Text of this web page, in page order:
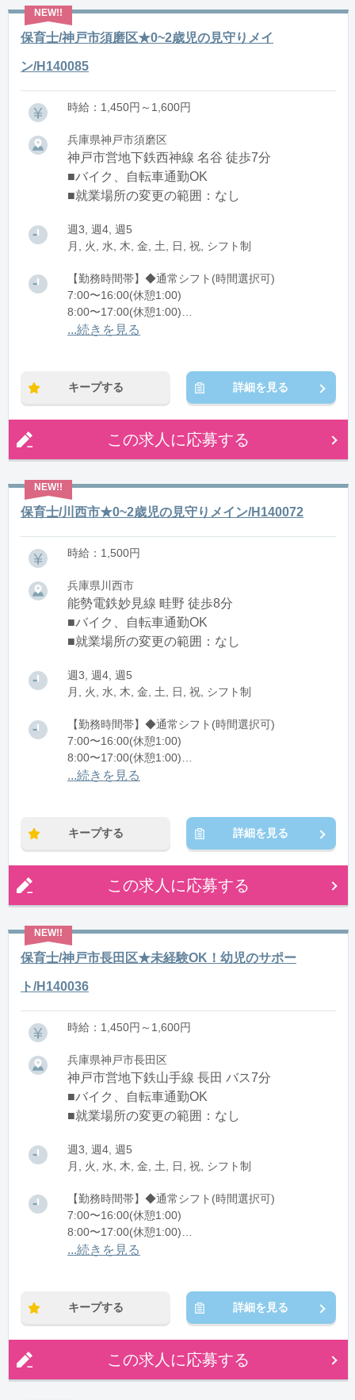
保育士/神戸市須磨区★0~2歳児の見守りメイ
ン/H140085
時給：1,450円～1,600円
兵庫県神戸市須磨区
神戸市営地下鉄西神線 名谷 徒歩7分
■バイク、自転車通勤OK
■就業場所の変更の範囲：なし
週3, 週4, 週5
月, 火, 水, 木, 金, 土, 日, 祝, シフト制
【勤務時間帯】◆通常シフト(時間選択可)
7:00〜16:00(休憩1:00)
8:00〜17:00(休憩1:00)
12:00〜21:00(休憩1:00)
...続きを見る
キープする 詳細を見る
この求人に応募する
保育士/川西市★0~2歳児の見守りメイン/H140072
時給：1,500円
兵庫県川西市
能勢電鉄妙見線 畦野 徒歩8分
■バイク、自転車通勤OK
■就業場所の変更の範囲：なし
週3, 週4, 週5
月, 火, 水, 木, 金, 土, 日, 祝, シフト制
【勤務時間帯】◆通常シフト(時間選択可)
7:00〜16:00(休憩1:00)
8:00〜17:00(休憩1:00)
12:00〜21:00(休憩1:00)
...続きを見る
キープする 詳細を見る
この求人に応募する
保育士/神戸市長田区★未経験OK！幼児のサポー
ト/H140036
時給：1,450円～1,600円
兵庫県神戸市長田区
神戸市営地下鉄山手線 長田 バス7分
■バイク、自転車通勤OK
■就業場所の変更の範囲：なし
週3, 週4, 週5
月, 火, 水, 木, 金, 土, 日, 祝, シフト制
【勤務時間帯】◆通常シフト(時間選択可)
7:00〜16:00(休憩1:00)
8:00〜17:00(休憩1:00)
12:00〜21:00(休憩1:00)
...続きを見る
キープする 詳細を見る
この求人に応募する